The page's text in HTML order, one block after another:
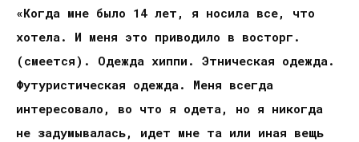
«Когда мне было 14 лет, я носила все, что
хотела. И меня это приводило в восторг.
(смеется). Одежда хиппи. Этническая одежда.
Футуристическая одежда. Меня всегда
интересовало, во что я одета, но я никогда
не задумывалась, идет мне та или иная вещь